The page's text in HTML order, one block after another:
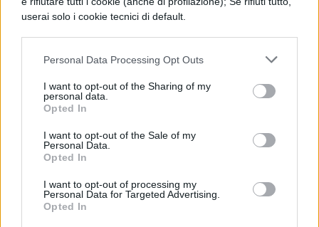
userai solo i cookie tecnici di default.
Personal Data Processing Opt Outs
I want to opt-out of the Sharing of my
personal data.
Opted In
I want to opt-out of the Sale of my
Personal Data.
Opted In
I want to opt-out of processing my
Personal Data for Targeted Advertising.
Opted In
arricchirà di: “Welcome, it’s Halloween”, “El
dia de lo Muertos”, ispirato alla tradizione
messicana e il “The devil’s marionettisti”
itinerante. Eccoil programma e gli orari:
Weekend di Halloween
Tutti i sabati e le domeniche di ottobre
ottobre apertura prolungata fino alle